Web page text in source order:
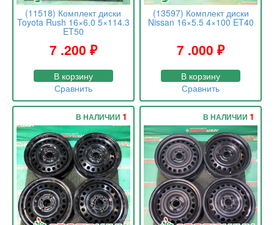
(11518) Комплект диски
Toyota Rush 16×6.0 5×114.3
ET50
7 .200 ₽
В корзину
Сравнить
(13597) Комплект диски
Nissan 16×5.5 4×100 ET40
7 .000₽
В корзину
Сравнить
В НАЛИЧИИ 1 В НАЛИЧИИ 1